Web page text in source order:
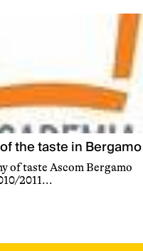
the taste in Bergamo
of taste Ascom Bergamo
2011...